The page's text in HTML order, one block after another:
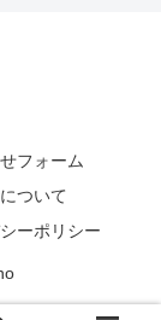
フォーム
ついて
ーポリシー